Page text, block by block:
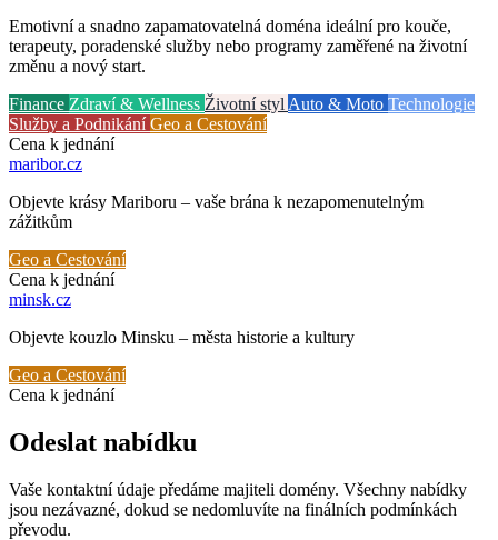
Emotivní a snadno zapamatovatelná doména ideální pro kouče,
terapeuty, poradenské služby nebo programy zaměřené na životní
změnu a nový start.
Finance Zdraví & Wellness Životní styl Auto & Moto Technologie
Služby a PodnikáníGeo a Cestování
Cena k jednání
maribor.cz
Objevte krásy Mariboru – vaše brána k nezapomenutelným
zážitkům
Geo a Cestování
Cena k jednání
minsk.cz
Objevte kouzlo Minsku – města historie a kultury
Geo a Cestování
Cena k jednání
Odeslat nabídku
Vaše kontaktní údaje předáme majiteli domény. Všechny nabídky
jsou nezávazné, dokud se nedomluvíte na finálních podmínkách
převodu.